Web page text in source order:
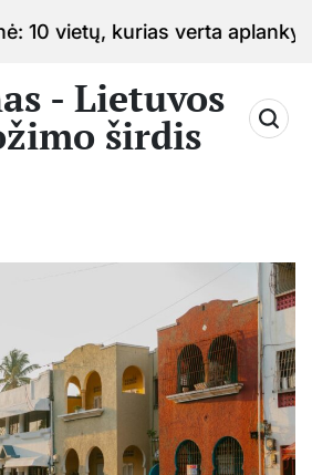
kurias verta aplankyti
- Lietuvos
širdis